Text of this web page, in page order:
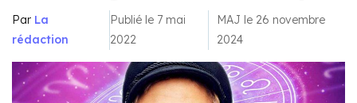
Par La
rédaction
Publié le 7 mai
2022
MAJ le 26 novembre
2024